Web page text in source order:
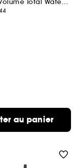
Mascara Volume Total Waterproof
44
au panier